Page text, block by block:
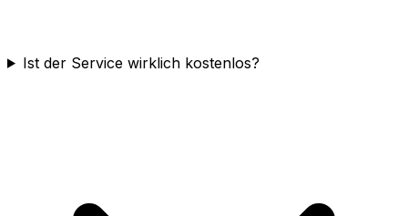
Ist der Service wirklich kostenlos?